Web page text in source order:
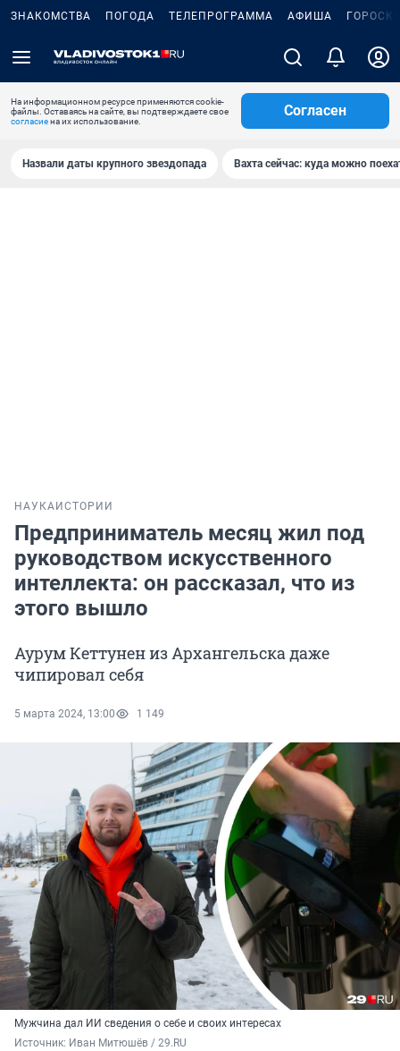
ЗНАКОМСТВА ПОГОДА ТЕЛЕПРОГРАММА АФИША
На информационном ресурсе применяются cookie-
файлы. Оставаясь на сайте, вы подтверждаете свое
согласиена их использование.
Согласен
Назвали даты крупного звездопада Вахта сейчас: куда можно
НАУКА ИСТОРИИ
Предприниматель месяц жил под
руководством искусственного
интеллекта: он рассказал, что из
этого вышло
Аурум Кеттунен из Архангельска даже
чипировал себя
5 марта 2024, 13:00 1 149
Мужчина дал ИИ сведения о себе и своих интересах
Источник: Иван Митюшёв / 29.RU